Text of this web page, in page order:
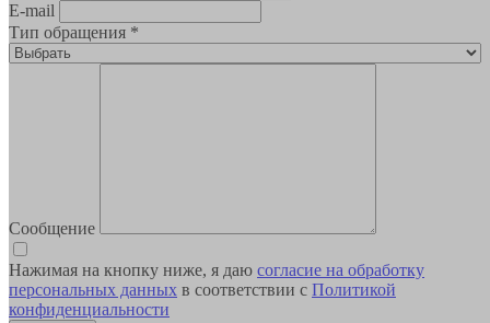
E-mail
Тип обращения *
Сообщение
Нажимая на кнопку ниже, я даю согласие на обработку
персональных данных в соответствии с Политикой
конфиденциальности